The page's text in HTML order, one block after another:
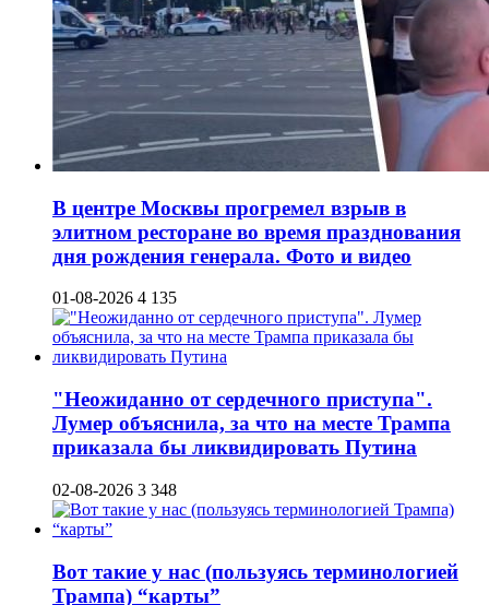
В центре Москвы прогремел взрыв в
элитном ресторане во время празднования
дня рождения генерала. Фото и видео
01-08-2026 4 135
"Неожиданно от сердечного приступа".
Лумер объяснила, за что на месте Трампа
приказала бы ликвидировать Путина
02-08-2026 3 348
Вот такие у нас (пользуясь терминологией
Трампа) “карты”